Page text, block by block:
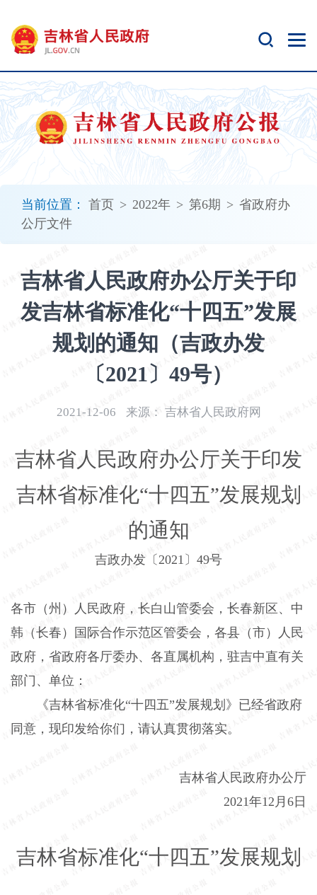
当前位置： 首页 > 2022年 > 第6期 > 省政府办
公厅文件
吉林省人民政府办公厅关于印
发吉林省标准化“十四五”发展
规划的通知（吉政办发
〔2021〕49号）
2021-12-06 来源： 吉林省人民政府网
吉林省人民政府办公厅关于印发
吉林省标准化“十四五”发展规划
的通知
吉政办发〔2021〕49号
各市（州）人民政府，长白山管委会，长春新区、中
韩（长春）国际合作示范区管委会，各县（市）人民
政府，省政府各厅委办、各直属机构，驻吉中直有关
部门、单位：
《吉林省标准化“十四五”发展规划》已经省政府
同意，现印发给你们，请认真贯彻落实。
吉林省人民政府办公厅
2021年12月6日
吉林省标准化“十四五”发展规划
开
无
障
碍
说
明
加